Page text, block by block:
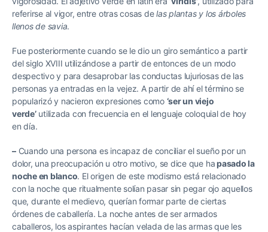
referirse al vigor, entre otras cosas delas plantas y los árboles
llenos de savia.
Fue posteriormente cuando se le dio un giro semántico a partir
del siglo XVIII utilizándose a partir de entonces de un modo
despectivo y para desaprobar las conductas lujuriosas de las
personas ya entradas en la vejez. A partir de ahí el término se
popularizó y nacieron expresiones como ‘ser un viejo
verde’utilizada con frecuencia en el lenguaje coloquial de hoy
en día.
–Cuando una persona es incapaz de conciliar el sueño por un
dolor, una preocupación u otro motivo, se dice que hapasado la
noche en blanco. El origen de este modismo está relacionado
con la noche que ritualmente solían pasar sin pegar ojo aquellos
que, durante el medievo, querían formar parte de ciertas
órdenes de caballería. La noche antes de ser armados
caballeros, los aspirantes hacían velada de las armas que les